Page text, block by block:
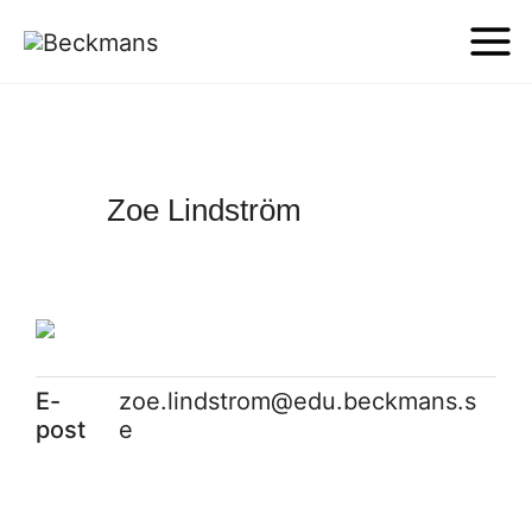
Zoe Lindström
E-
post
zoe.lindstrom@edu.beckmans.s
e